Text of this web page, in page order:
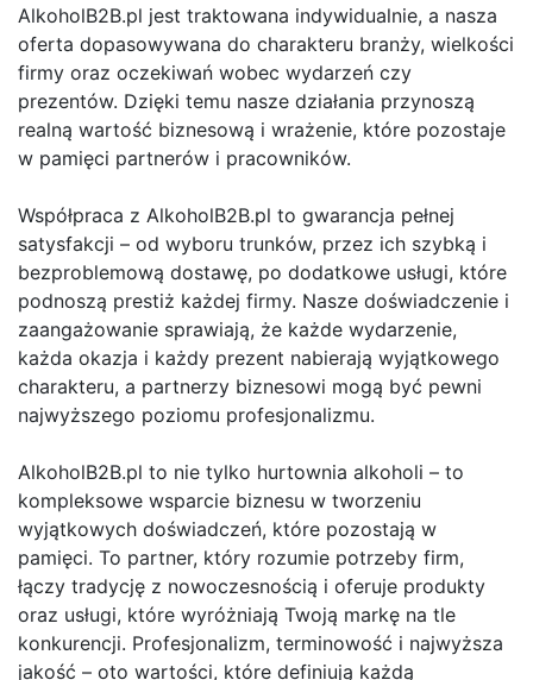
AlkoholB2B.pl jest traktowana indywidualnie, a nasza
oferta dopasowywana do charakteru branży, wielkości
firmy oraz oczekiwań wobec wydarzeń czy
prezentów. Dzięki temu nasze działania przynoszą
realną wartość biznesową i wrażenie, które pozostaje
w pamięci partnerów i pracowników.
Współpraca z AlkoholB2B.pl to gwarancja pełnej
satysfakcji – od wyboru trunków, przez ich szybką i
bezproblemową dostawę, po dodatkowe usługi, które
podnoszą prestiż każdej firmy. Nasze doświadczenie i
zaangażowanie sprawiają, że każde wydarzenie,
każda okazja i każdy prezent nabierają wyjątkowego
charakteru, a partnerzy biznesowi mogą być pewni
najwyższego poziomu profesjonalizmu.
AlkoholB2B.pl to nie tylko hurtownia alkoholi – to
kompleksowe wsparcie biznesu w tworzeniu
wyjątkowych doświadczeń, które pozostają w
pamięci. To partner, który rozumie potrzeby firm,
łączy tradycję z nowoczesnością i oferuje produkty
oraz usługi, które wyróżniają Twoją markę na tle
konkurencji. Profesjonalizm, terminowość i najwyższa
jakość – oto wartości, które definiują każdą